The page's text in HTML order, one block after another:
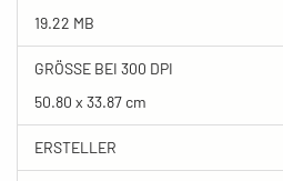
19.22 MB
GRÖSSE BEI 300 DPI
50.80 x 33.87 cm
ERSTELLER